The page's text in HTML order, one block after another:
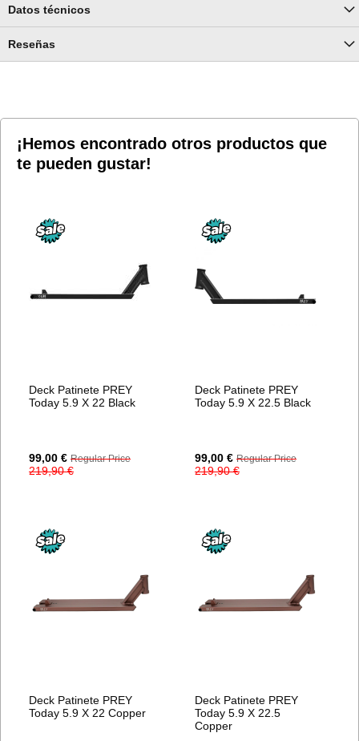
Datos técnicos
Reseñas
¡Hemos encontrado otros productos que
te pueden gustar!
Deck Patinete PREY
Today 5.9 X 22 Black
Special
Price
99,00 € Regular Price
219,90 €
Deck Patinete PREY
Today 5.9 X 22.5 Black
Special
Price
99,00 € Regular Price
219,90 €
Deck Patinete PREY
Today 5.9 X 22 Copper
Deck Patinete PREY
Today 5.9 X 22.5
Copper